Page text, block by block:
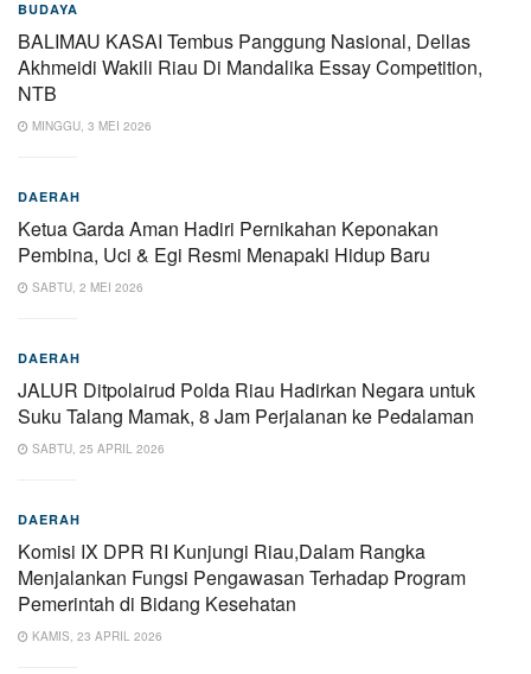
BUDAYA
BALIMAU KASAI Tembus Panggung Nasional, Dellas
Akhmeidi Wakili Riau Di Mandalika Essay Competition,
NTB
MINGGU, 3 MEI 2026
DAERAH
Ketua Garda Aman Hadiri Pernikahan Keponakan
Pembina, Uci & Egi Resmi Menapaki Hidup Baru
SABTU, 2 MEI 2026
DAERAH
JALUR Ditpolairud Polda Riau Hadirkan Negara untuk
Suku Talang Mamak, 8 Jam Perjalanan ke Pedalaman
SABTU, 25 APRIL 2026
DAERAH
Komisi IX DPR RI Kunjungi Riau,Dalam Rangka
Menjalankan Fungsi Pengawasan Terhadap Program
Pemerintah di Bidang Kesehatan
KAMIS, 23 APRIL 2026